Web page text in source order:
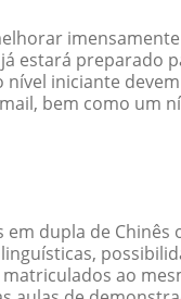
estará preparado
iniciante
bem como um
dupla de
ao